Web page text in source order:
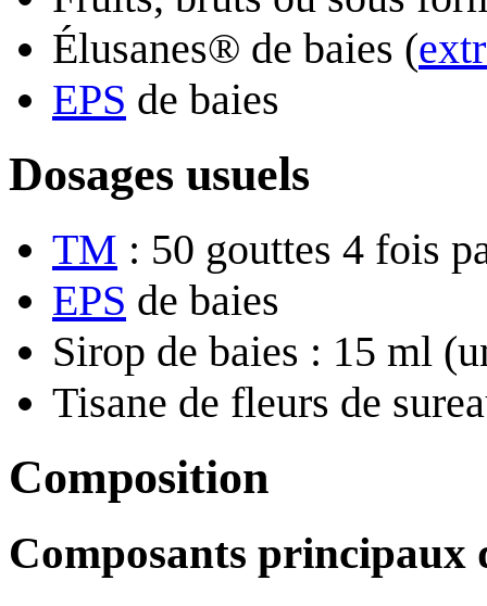
Élusanes® de baies (
EPS de baies
Dosages usuels
TM : 50 gouttes 4 fois
EPS de baies
Sirop de baies : 15 ml
Tisane de fleurs de
Composition
Composants principaux